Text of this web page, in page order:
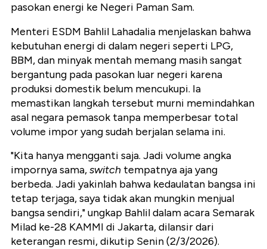
pasokan energi ke Negeri Paman Sam.
Menteri ESDM Bahlil Lahadalia menjelaskan bahwa
kebutuhan energi di dalam negeri seperti LPG,
BBM, dan minyak mentah memang masih sangat
bergantung pada pasokan luar negeri karena
produksi domestik belum mencukupi. Ia
memastikan langkah tersebut murni memindahkan
asal negara pemasok tanpa memperbesar total
volume impor yang sudah berjalan selama ini.
"Kita hanya mengganti saja. Jadi volume angka
impornya sama,switch tempatnya aja yang
berbeda. Jadi yakinlah bahwa kedaulatan bangsa ini
tetap terjaga, saya tidak akan mungkin menjual
bangsa sendiri," ungkap Bahlil dalam acara Semarak
Milad ke-28 KAMMI di Jakarta, dilansir dari
keterangan resmi, dikutip Senin (2/3/2026).